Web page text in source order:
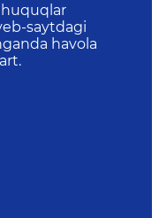
saytdagi
havola